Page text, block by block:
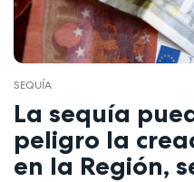
SEQUÍA
La sequía
peligro la
en la Región,